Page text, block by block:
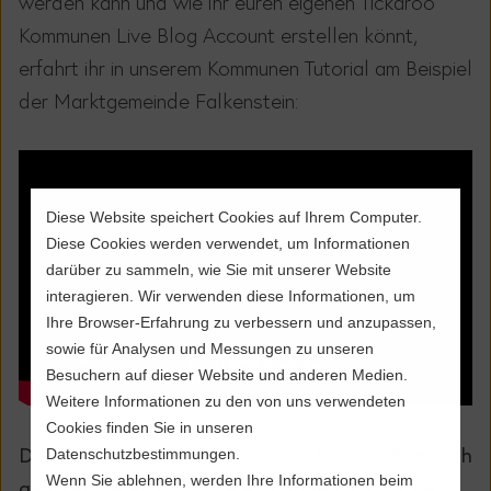
Diese Website speichert Cookies auf Ihrem Computer.
Diese Cookies werden verwendet, um Informationen
darüber zu sammeln, wie Sie mit unserer Website
interagieren. Wir verwenden diese Informationen, um
Ihre Browser-Erfahrung zu verbessern und anzupassen,
sowie für Analysen und Messungen zu unseren
Besuchern auf dieser Website und anderen Medien.
Weitere Informationen zu den von uns verwendeten
Cookies finden Sie in unseren
Datenschutzbestimmungen.
Wenn Sie ablehnen, werden Ihre Informationen beim
Kommunen Live Blog Account erstellen könnt,
erfahrt ihr in unserem Kommunen Tutorial am Beispiel
der Marktgemeinde Falkenstein:
Der Landkreis Würzburg und die Stadt Offenbach